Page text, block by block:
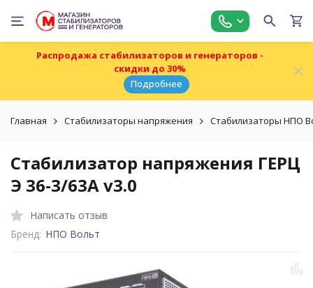
Распродажа стабилизаторов и генераторов -
скидки до 30%
Подробнее
Главная Стабилизаторы напряжения Стабилизаторы НПО
Стабилизатор напряжения ГЕРЦ
Э 36-3/63A v3.0
Написать отзыв
Бренд: НПО Вольт